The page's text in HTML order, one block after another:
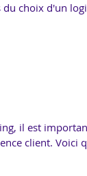
choix d'un
il est
client. Voici